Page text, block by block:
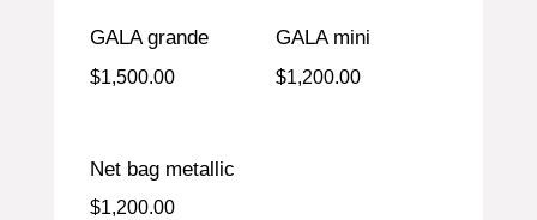
GALA grande
$1,500.00
GALA mini
$1,200.00
Net bag metallic
$1,200.00